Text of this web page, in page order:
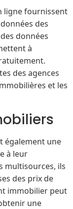
ligne fournissent
des
données
à
des agences
et les
également une
à leur
multisources, ils
des prix de
immobilier peut
une